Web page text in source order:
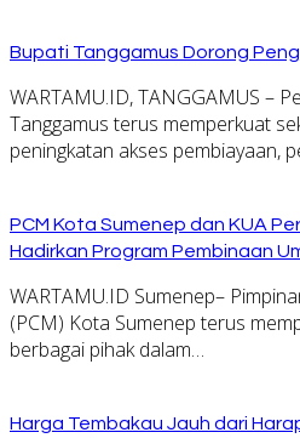
Bupati Tanggamus Dorong
WARTAMU.ID, TANGGAMUS –
Tanggamus terus memperkuat
peningkatan akses pembiayaan,
PCM Kota Sumenep dan KUA
Hadirkan Program Pembinaan
WARTAMU.ID Sumenep–
(PCM) Kota Sumenep terus
berbagai pihak dalam…
Harga Tembakau Jauh dari